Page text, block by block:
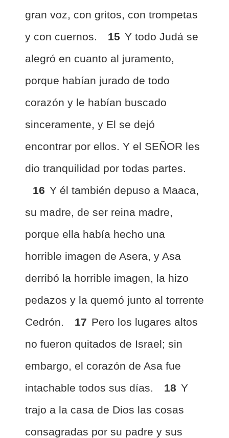
gran voz, con gritos, con trompetas
y con cuernos.
15 Y todo Judá se
alegró en cuanto al juramento,
porque habían jurado de todo
corazón y le habían buscado
sinceramente, y El se dejó
encontrar por ellos. Y el SEÑOR les
dio tranquilidad por todas partes.
16 Y él también depuso a Maaca,
su madre, de ser reina madre,
porque ella había hecho una
horrible imagen de Asera, y Asa
derribó la horrible imagen, la hizo
pedazos y la quemó junto al torrente
Cedrón.
17 Pero los lugares altos
no fueron quitados de Israel; sin
embargo, el corazón de Asa fue
intachable todos sus días.
18 Y
trajo a la casa de Dios las cosas
consagradas por su padre y sus